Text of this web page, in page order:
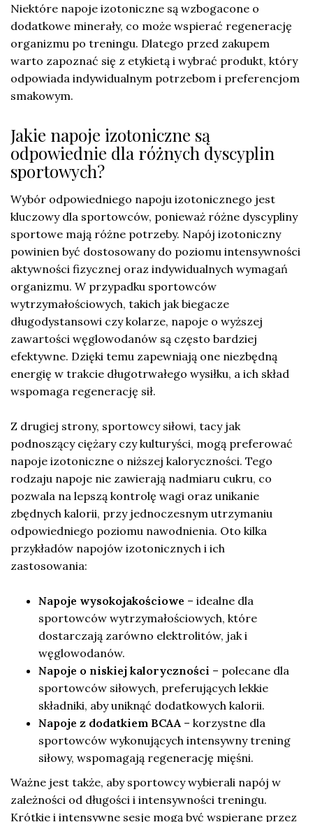
Niektóre napoje izotoniczne są wzbogacone o
dodatkowe minerały, co może wspierać regenerację
organizmu po treningu. Dlatego przed zakupem
warto zapoznać się z etykietą i wybrać produkt, który
odpowiada indywidualnym potrzebom i preferencjom
smakowym.
Jakie napoje izotoniczne są
odpowiednie dla różnych dyscyplin
sportowych?
Wybór odpowiedniego napoju izotonicznego jest
kluczowy dla sportowców, ponieważ różne dyscypliny
sportowe mają różne potrzeby. Napój izotoniczny
powinien być dostosowany do poziomu intensywności
aktywności fizycznej oraz indywidualnych wymagań
organizmu. W przypadku sportowców
wytrzymałościowych, takich jak biegacze
długodystansowi czy kolarze, napoje o wyższej
zawartości węglowodanów są często bardziej
efektywne. Dzięki temu zapewniają one niezbędną
energię w trakcie długotrwałego wysiłku, a ich skład
wspomaga regenerację sił.
Z drugiej strony, sportowcy siłowi, tacy jak
podnoszący ciężary czy kulturyści, mogą preferować
napoje izotoniczne o niższej kaloryczności. Tego
rodzaju napoje nie zawierają nadmiaru cukru, co
pozwala na lepszą kontrolę wagi oraz unikanie
zbędnych kalorii, przy jednoczesnym utrzymaniu
odpowiedniego poziomu nawodnienia. Oto kilka
przykładów napojów izotonicznych i ich
zastosowania:
Napoje wysokojakościowe – idealne dla
sportowców wytrzymałościowych, które
dostarczają zarówno elektrolitów, jak i
węglowodanów.
Napoje o niskiej kaloryczności – polecane dla
sportowców siłowych, preferujących lekkie
składniki, aby uniknąć dodatkowych kalorii.
Napoje z dodatkiem BCAA – korzystne dla
sportowców wykonujących intensywny trening
siłowy, wspomagają regenerację mięśni.
Ważne jest także, aby sportowcy wybierali napój w
zależności od długości i intensywności treningu.
Krótkie i intensywne sesje mogą być wspierane przez